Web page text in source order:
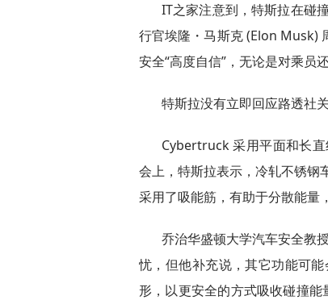
IT之家注意到，特斯拉在碰
行官埃隆・马斯克 (Elon Musk)
安全“高度自信”，无论是对乘员还
特斯拉没有立即回应路透社
Cybertruck 采用平面和长
会上，特斯拉表示，冷轧不锈钢
采用了吸能筋，有助于分散能量
乔治华盛顿大学汽车安全教
忧，但他补充说，其它功能可
形，以更安全的方式吸收碰撞